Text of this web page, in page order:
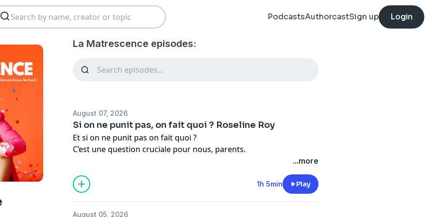
PodcastsAuthorcastSign up Login
La Matrescence episodes:
August 07, 2026
Si on ne punit pas, on fait quoi ? Roseline Roy
Et si on ne punit pas on fait quoi ?
C’est une question cruciale pour nous, parents.
Pour transformer nos relations avec nos enfants et dépasser le
rapport de domination, il est essentiel de revoir notre approche et
d'apprendre à les écouter. C’est la condition pour qu’ils se sentent
libres de nous parler.
...more
1h 5min Play
August 05, 2026